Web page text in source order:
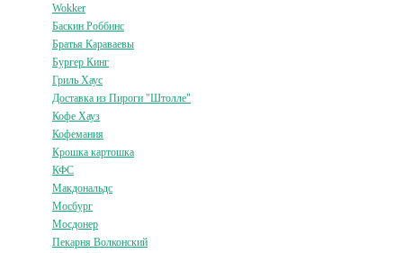
Wokker
Баскин Роббинс
Братья Караваевы
Бургер Кинг
Гриль Хаус
Доставка из Пироги "Штолле"
Кофе Хауз
Кофемания
Крошка картошка
КФС
Макдональдс
Мосбург
Мосдонер
Пекарня Волконский